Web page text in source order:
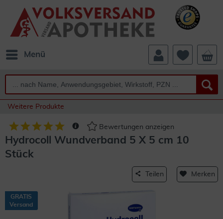
Menü
Weitere Produkte
Bewertungen anzeigen
Hydrocoll Wundverband 5 X 5 cm 10
Stück
Teilen Merken
GRATIS
Versand